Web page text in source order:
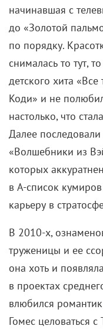
начинавшая с
до «Золотой
по порядку.
снималась то тут,
детского хита
Коди» и не
настолько, что
Далее
«Волшебники из
которых
в A-список
карьеру в
В 2010-х,
труженицы и ее
она хоть и
в проектах
влюбился романтик
Гомес целоваться